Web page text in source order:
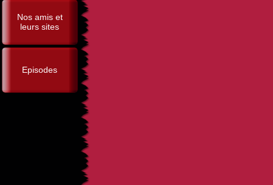
Nos amis et
leurs sites
Episodes